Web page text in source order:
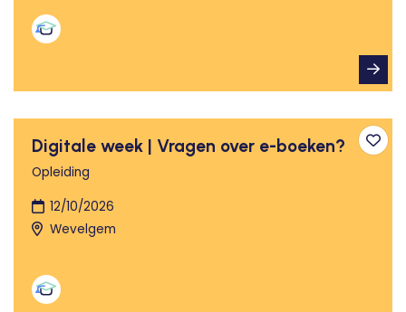
Digitale week | Vragen over e-boeken?
Opleiding
12/10/2026
Wevelgem